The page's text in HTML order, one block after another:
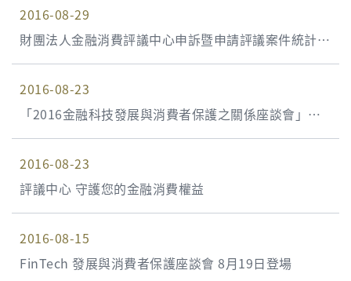
2016-08-29
財團法人金融消費評議中心申訴暨申請評議案件統計資
料 105年第2季(105年4月1日至105年6月30日)
2016-08-23
「2016金融科技發展與消費者保護之關係座談會」圓
滿完成
2016-08-23
評議中心 守護您的金融消費權益
2016-08-15
FinTech 發展與消費者保護座談會 8月19日登場